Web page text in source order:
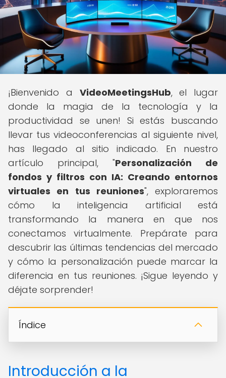
¡Bienvenido a VideoMeetingsHub, el lugar
donde la magia de la tecnología y la
productividad se unen! Si estás buscando
llevar tus videoconferencias al siguiente nivel,
has llegado al sitio indicado. En nuestro
artículo principal, "Personalización de
fondos y filtros con IA: Creando entornos
virtuales en tus reuniones", exploraremos
cómo la inteligencia artificial está
transformando la manera en que nos
conectamos virtualmente. Prepárate para
descubrir las últimas tendencias del mercado
y cómo la personalización puede marcar la
diferencia en tus reuniones. ¡Sigue leyendo y
déjate sorprender!
Índice
Introducción a la